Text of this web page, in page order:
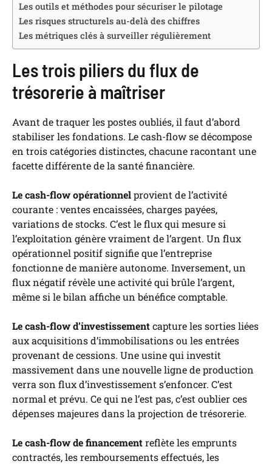
Les outils et méthodes pour sécuriser le pilotage
Les risques structurels au-delà des chiffres
Les métriques clés à surveiller régulièrement
Les trois piliers du flux de
trésorerie à maîtriser
Avant de traquer les postes oubliés, il faut d’abord
stabiliser les fondations. Le cash-flow se décompose
en trois catégories distinctes, chacune racontant une
facette différente de la santé financière.
Le cash-flow opérationnelprovient de l’activité
courante : ventes encaissées, charges payées,
variations de stocks. C’est le flux qui mesure si
l’exploitation génère vraiment de l’argent. Un flux
opérationnel positif signifie que l’entreprise
fonctionne de manière autonome. Inversement, un
flux négatif révèle une activité qui brûle l’argent,
même si le bilan affiche un bénéfice comptable.
Le cash-flow d’investissementcapture les sorties liées
aux acquisitions d’immobilisations ou les entrées
provenant de cessions. Une usine qui investit
massivement dans une nouvelle ligne de production
verra son flux d’investissement s’enfoncer. C’est
normal et prévu. Ce qui ne l’est pas, c’est oublier ces
dépenses majeures dans la projection de trésorerie.
Le cash-flow de financementreflète les emprunts
contractés, les remboursements effectués, les